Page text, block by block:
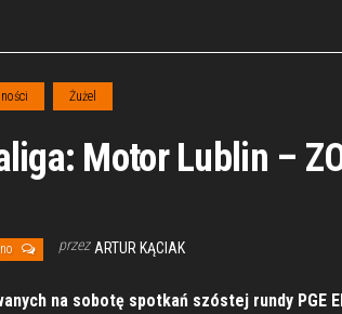
Żużel
Motor Lublin –
przez ARTUR KĄCIAK
na sobotę spotkań szóstej rundy